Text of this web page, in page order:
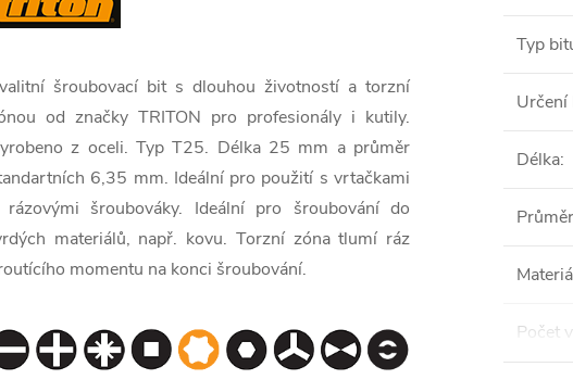
šroubovací bit s dlouhou životností a torzní
od značky TRITON pro profesionály i kutily.
z oceli. Typ T25. Délka 25 mm a průměr
6,35 mm. Ideální pro použití s vrtačkami
rázovými šroubováky. Ideální pro šroubování do
materiálů, např. kovu. Torzní zóna tlumí ráz
momentu na konci šroubování.
Typ
Určení
Délka:
Průměr
Počet